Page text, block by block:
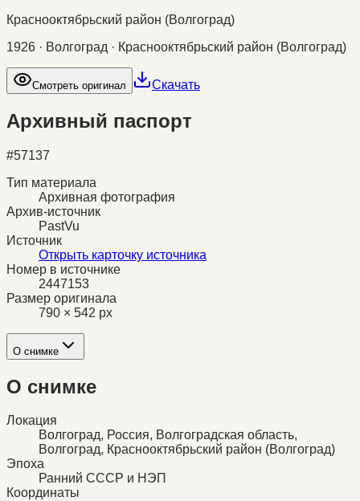
Краснооктябрьский район (Волгоград)
1926 · Волгоград · Краснооктябрьский район (Волгоград)
Смотреть оригинал Скачать
Архивный паспорт
#57137
Тип материала
Архивная фотография
Архив-источник
PastVu
Источник
Открыть карточку источника
Номер в источнике
2447153
Размер оригинала
790 × 542 px
О снимке
О снимке
Локация
Волгоград, Россия, Волгоградская область,
Волгоград, Краснооктябрьский район (Волгоград)
Эпоха
Ранний СССР и НЭП
Координаты